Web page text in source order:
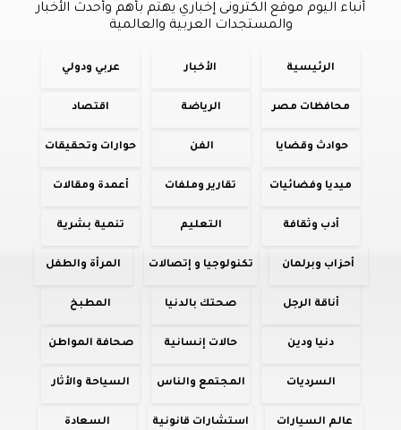
أنباء اليوم موقع الكترونى إخباري يهتم بأهم وأحدث الأخبار
والمستجدات العربية والعالمية
الرئيسية الأخبار عربي ودولي
محافظات مصر الرياضة اقتصاد
حوادث وقضايا الفن حوارات وتحقيقات
ميديا وفضائيات تقارير وملفات أعمدة ومقالات
أدب وثقافة التعليم تنمية بشرية
أحزاب وبرلمان تكنولوجيا و إتصالات المرأة والطفل
أناقة الرجل صحتك بالدنيا المطبخ
دنيا ودين حالات إنسانية صحافة المواطن
السرديات المجتمع والناس السياحة والأثار
عالم السيارات استشارات قانونية السعادة